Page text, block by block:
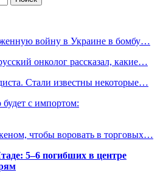
войну в Украине в бомбу…
онколог рассказал, какие…
Стали известны некоторые…
с импортом:
чтобы воровать в торговых…
5–6 погибших в центре